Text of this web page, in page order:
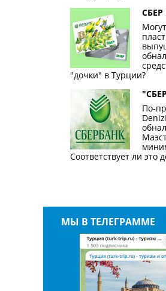
"дочки" в Турции?
По-
Соответствует ли это
МЫ В ТЕЛЕГРАММЕ